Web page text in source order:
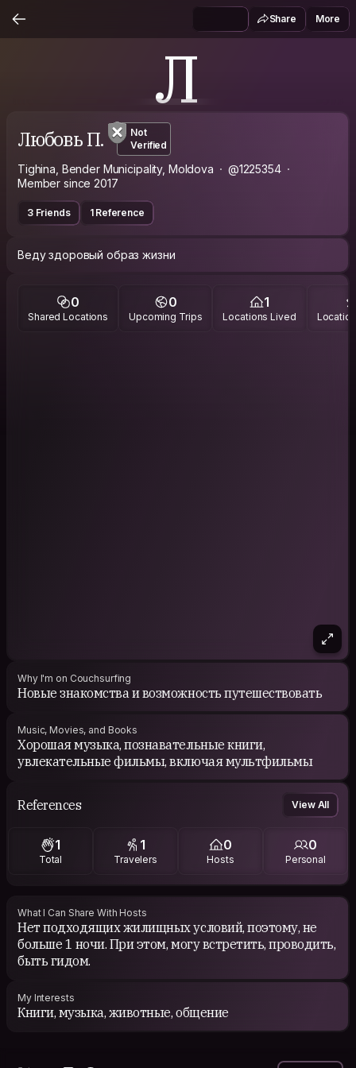
Share More
Л
Любовь П.
Not
Verified
Tighina, Bender Municipality, Moldova
@1225354
Member since 2017
3 Friends 1 Reference
Веду здоровый образ жизни
0
Shared Locations
0
Upcoming Trips
1
Locations Lived
Why I'm on Couchsurfing
Новые знакомства и возможность путешествовать
Music, Movies, and Books
Хорошая музыка, познавательные книги,
увлекательные фильмы, включая мультфильмы
References View All
1
Total
1
Travelers
0
Hosts
0
Personal
What I Can Share With Hosts
Нет подходящих жилищных условий, поэтому, не
больше 1 ночи. При этом, могу встретить, проводить,
быть гидом.
My Interests
Книги, музыка, животные, общение